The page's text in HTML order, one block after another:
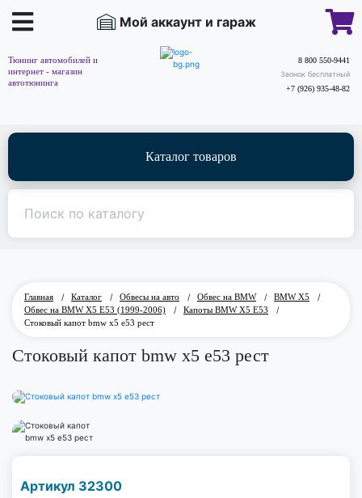
Мой аккаунт и гараж
Тюнинг автомобилей и
интернет - магазин
автотюнинга
8 800 550-9441
Звонок бесплатный
+7 (926) 935-48-82
Каталог товаров
Главная / Каталог / Обвесы на авто / Обвес на BMW / BMW X5
/
Обвес на BMW X5 E53 (1999-2006)
/ Капоты BMW X5 E53
/
Стоковый капот bmw x5 e53 рест
Стоковый капот bmw x5 e53 рест
Артикул 32300